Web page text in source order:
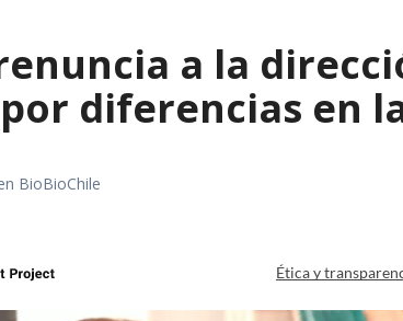
a la
diferencias en
BioBioChile
Ética y